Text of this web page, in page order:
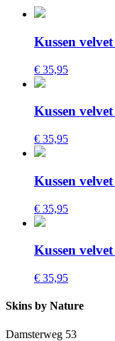
Kussen
€ 35,95
Kussen
€ 35,95
Kussen
€ 35,95
Kussen
€ 35,95
Skins by Nature
Damsterweg 53